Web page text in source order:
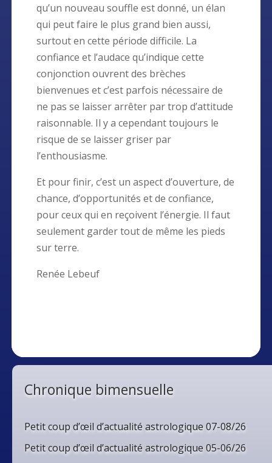
qu’un nouveau souffle est donné, un élan
qui peut faire le plus grand bien aussi,
surtout en cette période difficile. La
confiance et l’audace qu’indique cette
conjonction ouvrent des brèches
bienvenues et c’est parfois nécessaire de
ne pas se laisser arrêter par trop d’attitude
raisonnable. Il y a cependant toujours le
risque de se laisser griser par
l’enthousiasme.
Et pour finir, c’est un aspect d’ouverture, de
chance, d’opportunités et de confiance,
pour ceux qui en reçoivent l’énergie. Il faut
seulement garder tout de même les pieds
sur terre.
Renée Lebeuf
Chronique bimensuelle
Petit coup d’œil d’actualité astrologique 07-08/26
Petit coup d’œil d’actualité astrologique 05-06/26